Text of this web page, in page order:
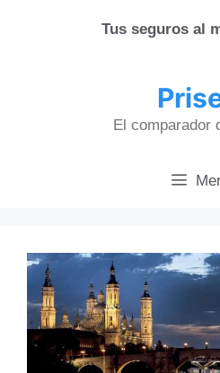
Tus seguros al
El comparador